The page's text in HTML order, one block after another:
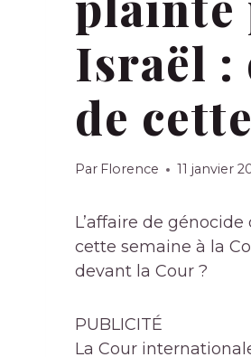
Israël :
de
Par Florence 11 janvier
L’affaire de
cette semaine à la
devant la Cour ?
PUBLICITÉ
La Cour